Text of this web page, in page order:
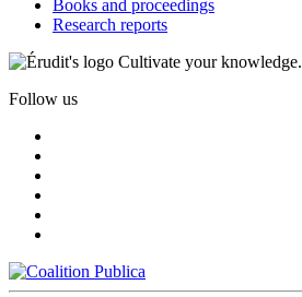
Books and proceedings
Research reports
Cultivate your knowledge.
Follow us